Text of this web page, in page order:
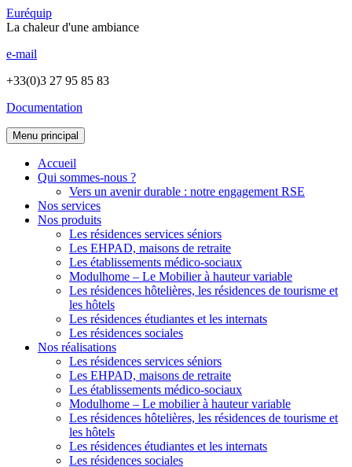
Euréquip
La chaleur d'une ambiance
e-mail
+33(0)3 27 95 85 83
Documentation
Menu principal
Accueil
Qui sommes-nous ?
Vers un avenir durable : notre engagement RSE
Nos services
Nos produits
Les résidences services séniors
Les EHPAD, maisons de retraite
Les établissements médico-sociaux
Modulhome – Le Mobilier à hauteur variable
Les résidences hôtelières, les résidences de tourisme et
les hôtels
Les résidences étudiantes et les internats
Les résidences sociales
Nos réalisations
Les résidences services séniors
Les EHPAD, maisons de retraite
Les établissements médico-sociaux
Modulhome – Le mobilier à hauteur variable
Les résidences hôtelières, les résidences de tourisme et
les hôtels
Les résidences étudiantes et les internats
Les résidences sociales